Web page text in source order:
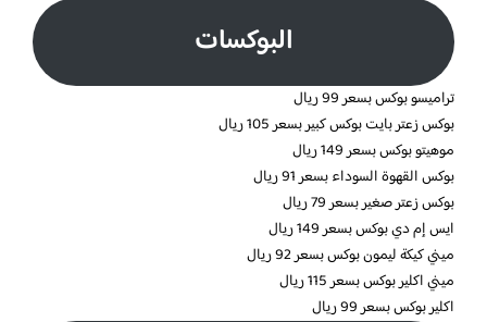
البوكسات
تراميسو بوكس بسعر 99 ريال
بوكس زعتر بايت بوكس كبير بسعر 105 ريال
موهيتو بوكس بسعر 149 ريال
بوكس القهوة السوداء بسعر 91 ريال
بوكس زعتر صغير بسعر 79 ريال
ايس إم دي بوكس بسعر 149 ريال
ميني كيكة ليمون بوكس بسعر 92 ريال
ميني اكلير بوكس بسعر 115 ريال
اكلير بوكس بسعر 99 ريال